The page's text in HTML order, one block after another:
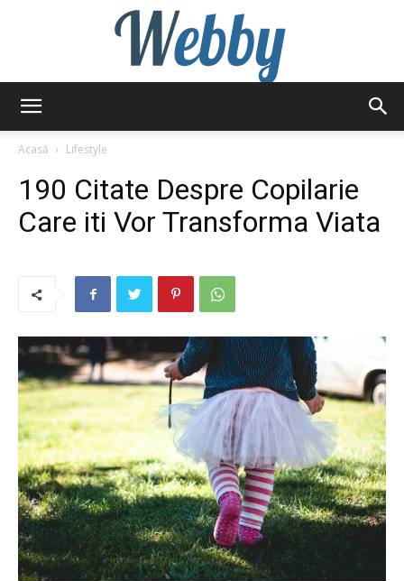
Acasă
Lifestyle
190 Citate Despre Copilarie
Care iti Vor Transforma Viata